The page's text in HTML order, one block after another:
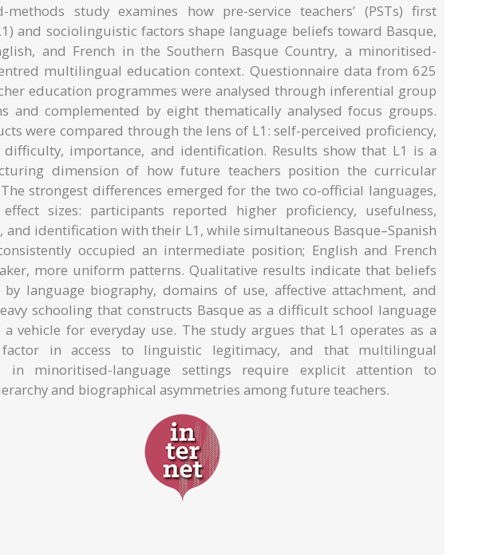
methods study examines how pre-service teachers’ (PSTs) first
and sociolinguistic factors shape language beliefs toward Basque,
and French in the Southern Basque Country, a minoritised-
multilingual education context. Questionnaire data from 625
education programmes were analysed through inferential group
and complemented by eight thematically analysed focus groups.
were compared through the lens of L1: self-perceived proficiency,
difficulty, importance, and identification. Results show that L1 is a
dimension of how future teachers position the curricular
strongest differences emerged for the two co-official languages,
sizes: participants reported higher proficiency, usefulness,
and identification with their L1, while simultaneous Basque–Spanish
occupied an intermediate position; English and French
more uniform patterns. Qualitative results indicate that beliefs
by language biography, domains of use, affective attachment, and
schooling that constructs Basque as a difficult school language
vehicle for everyday use. The study argues that L1 operates as a
in access to linguistic legitimacy, and that multilingual
in minoritised-language settings require explicit attention to
and biographical asymmetries among future teachers.